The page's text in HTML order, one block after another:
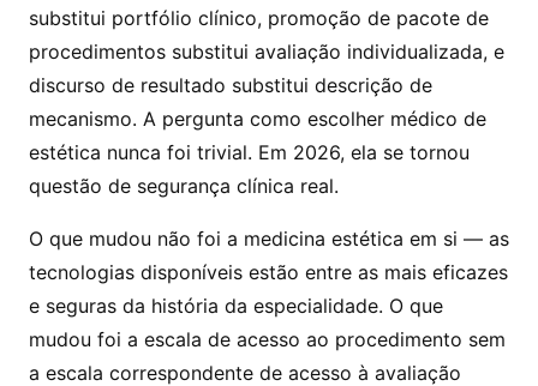
substitui portfólio clínico, promoção de pacote de
procedimentos substitui avaliação individualizada, e
discurso de resultado substitui descrição de
mecanismo. A pergunta como escolher médico de
estética nunca foi trivial. Em 2026, ela se tornou
questão de segurança clínica real.
O que mudou não foi a medicina estética em si — as
tecnologias disponíveis estão entre as mais eficazes
e seguras da história da especialidade. O que
mudou foi a escala de acesso ao procedimento sem
a escala correspondente de acesso à avaliação